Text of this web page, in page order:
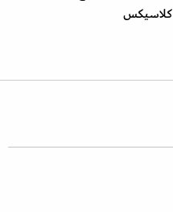
كلاسيكس